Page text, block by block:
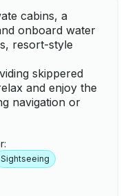
cabins, a
onboard water
resort-style
skippered
and enjoy the
navigation or
Sightseeing